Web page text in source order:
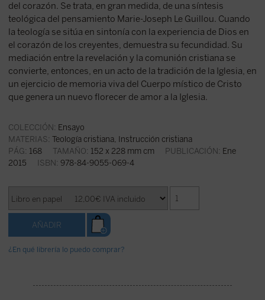
del corazón. Se trata, en gran medida, de una síntesis
teológica del pensamiento Marie-Joseph Le Guillou. Cuando
la teología se sitúa en sintonía con la experiencia de Dios en
el corazón de los creyentes, demuestra su fecundidad. Su
mediación entre la revelación y la comunión cristiana se
convierte, entonces, en un acto de la tradición de la Iglesia, en
un ejercicio de memoria viva del Cuerpo místico de Cristo
que genera un nuevo florecer de amor a la Iglesia.
COLECCIÓN: Ensayo
MATERIAS: Teología cristiana, Instrucción cristiana
PÁG: 168 TAMAÑO: 152 x 228 mm cm PUBLICACIÓN: Ene
2015 ISBN: 978-84-9055-069-4
¿En qué librería lo puedo comprar?